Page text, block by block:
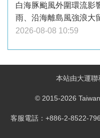
白海豚颱風外圍環流
雨、沿海離島風強浪大
2026-08-08 10:59
本站由大運聯
© 2015-2026
客服電話：+886-2-8522-